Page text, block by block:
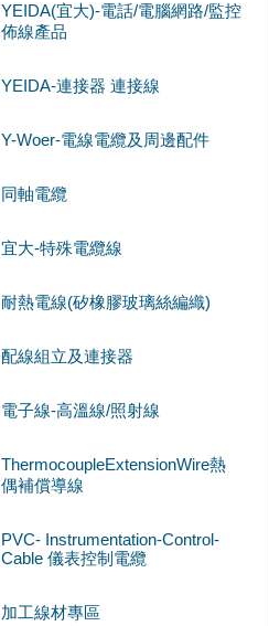
YEIDA(宜大)-電話/電腦網路/監控
佈線產品
YEIDA-連接器 連接線
Y-Woer-電線電纜及周邊配件
同軸電纜
宜大-特殊電纜線
耐熱電線(矽橡膠玻璃絲編織)
配線組立及連接器
電子線-高溫線/照射線
ThermocoupleExtensionWire熱
偶補償導線
PVC- Instrumentation-Control-
Cable 儀表控制電纜
加工線材專區